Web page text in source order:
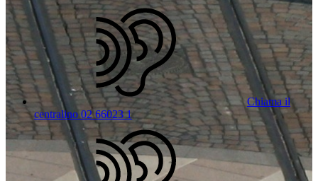
Chiama il
centralino 02 66023 1